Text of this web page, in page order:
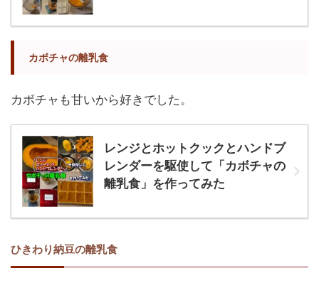
カボチャの離乳食
カボチャも甘いから好きでした。
レンジとホットクックとハンドブ
レンダーを駆使して「カボチャの
離乳食」を作ってみた
ひきわり納豆の離乳食